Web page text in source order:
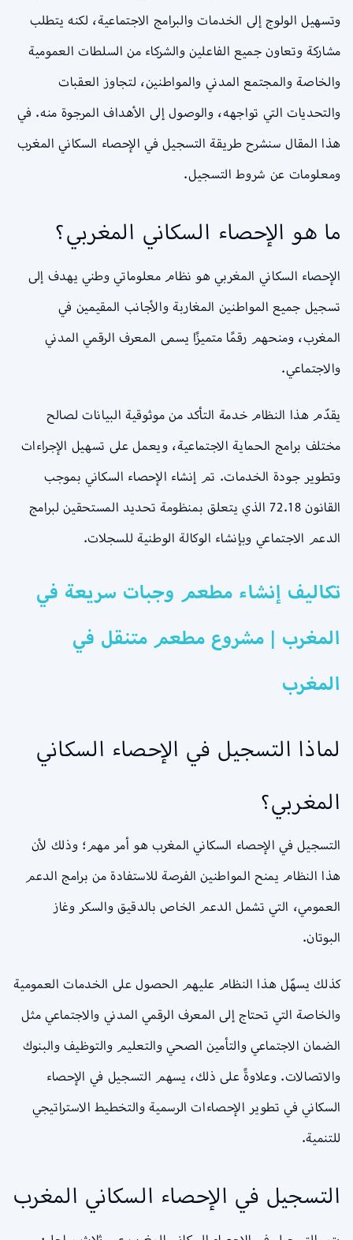
وتسهيل الولوج إلى الخدمات والبرامج الاجتماعية، لكنه يتطلب
مشاركة وتعاون جميع الفاعلين والشركاء من السلطات العمومية
والخاصة والمجتمع المدني والمواطنين، لتجاوز العقبات
والتحديات التي تواجهه، والوصول إلى الأهداف المرجوة منه. في
هذا المقال سنشرح طريقة التسجيل في الإحصاء السكاني المغرب
ومعلومات عن شروط التسجيل.
ما هو الإحصاء السكاني المغربي؟
الإحصاء السكاني المغربي هو نظام معلوماتي وطني يهدف إلى
تسجيل جميع المواطنين المغاربة والأجانب المقيمين في
المغرب، ومنحهم رقمًا متميزًا يسمى المعرف الرقمي المدني
والاجتماعي.
يقدّم هذا النظام خدمة التأكد من موثوقية البيانات لصالح
مختلف برامج الحماية الاجتماعية، ويعمل على تسهيل الإجراءات
وتطوير جودة الخدمات. تم إنشاء الإحصاء السكاني بموجب
القانون 72.18 الذي يتعلق بمنظومة تحديد المستحقين لبرامج
الدعم الاجتماعي وبإنشاء الوكالة الوطنية للسجلات.
تكاليف إنشاء مطعم وجبات سريعة في
المغرب | مشروع مطعم متنقل في
المغرب
لماذا التسجيل في الإحصاء السكاني
المغربي؟
التسجيل في الإحصاء السكاني المغرب هو أمر مهم؛ وذلك لأن
هذا النظام يمنح المواطنين الفرصة للاستفادة من برامج الدعم
العمومي، التي تشمل الدعم الخاص بالدقيق والسكر وغاز
البوتان.
كذلك يسهّل هذا النظام عليهم الحصول على الخدمات العمومية
والخاصة التي تحتاج إلى المعرف الرقمي المدني والاجتماعي مثل
الضمان الاجتماعي والتأمين الصحي والتعليم والتوظيف والبنوك
والاتصالات. وعلاوةً على ذلك، يسهم التسجيل في الإحصاء
السكاني في تطوير الإحصاءات الرسمية والتخطيط الاستراتيجي
للتنمية.
التسجيل في الإحصاء السكاني المغرب